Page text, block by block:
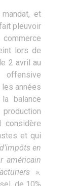
et
pleuvoir
lors de
2 avril au
années
balance
considère
et qui
en
américain
».